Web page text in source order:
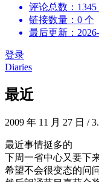
评论总数：1345
链接数量：0 个
最后更新：
登录
Diaries
最近
2009 年 11 月 27 日 /
最近事情挺多的
下周一省中心又要下
希望不会很变态的问